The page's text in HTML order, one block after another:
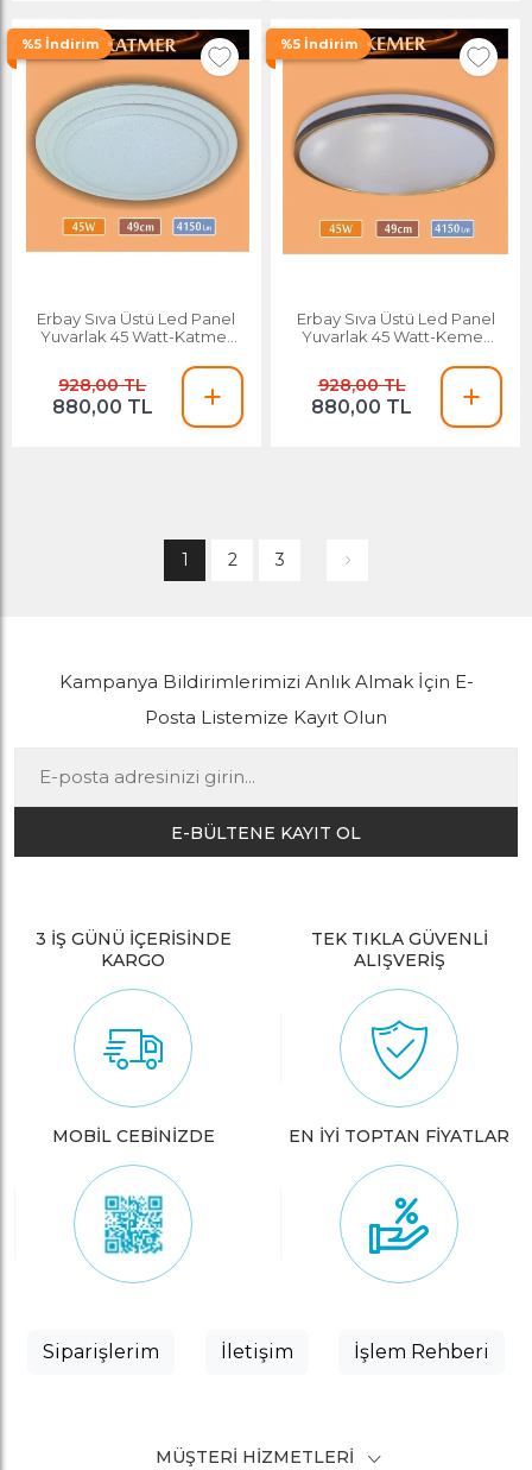
%5 İndirim
Erbay Sıva Üstü Led Panel
Yuvarlak 45 Watt-Katmer
928,00 TL
880,00 TL
%5 İndirim
Erbay Sıva Üstü Led Panel
Yuvarlak 45 Watt-Kemer
928,00 TL
880,00 TL
1 2 3
Kampanya Bildirimlerimizi Anlık Almak İçin E-
Posta Listemize Kayıt Olun
E-BÜLTENE KAYIT OL
3 İŞ GÜNÜ İÇERİSİNDE
KARGO
TEK TIKLA GÜVENLİ
ALIŞVERİŞ
MOBİL CEBİNİZDE EN İYİ TOPTAN FİYATLAR
Siparişlerim İletişim İşlem Rehberi
MÜŞTERI HIZMETLERI